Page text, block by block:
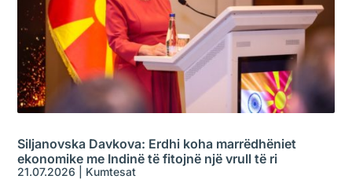
Siljanovska Davkova: Erdhi koha marrëdhëniet
ekonomike me Indinë të fitojnë një vrull të ri
21.07.2026 Kumtesat